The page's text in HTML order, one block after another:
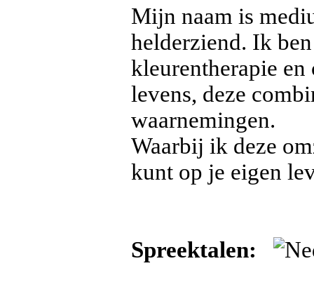
Mijn naam is
helderziend. Ik
kleurentherapie
levens, deze
waarnemingen.
Waarbij ik deze
kunt op je eigen
Spreektalen: